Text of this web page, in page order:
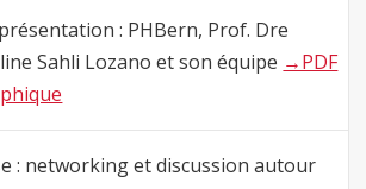
présentation : PHBern, Prof. Dre
Sahli Lozano et son équipe →PDF
: networking et discussion autour